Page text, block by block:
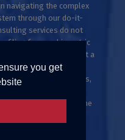
you get
navigating the complex
through our do-it-
services do not
filing fees, or biometric
legal advice and is not a
professionals are
explanations, opinions,
Individuals who meet the
at uscis.gov or